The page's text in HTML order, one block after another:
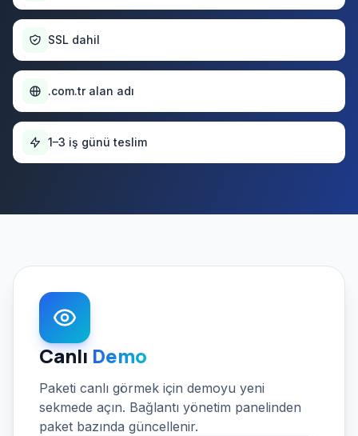
SSL dahil
.com.tr alan adı
1–3 iş günü teslim
Canlı Demo
Paketi canlı görmek için demoyu yeni
sekmede açın. Bağlantı yönetim panelinden
paket bazında güncellenir.